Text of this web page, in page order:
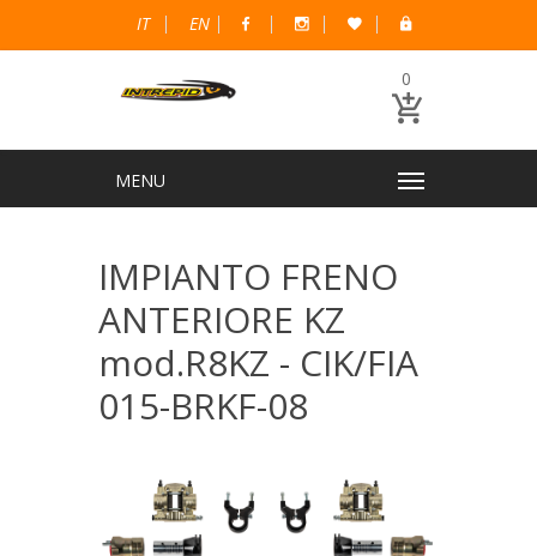
IT EN
0
IMPIANTO FRENO
ANTERIORE KZ
mod.R8KZ - CIK/FIA
015-BRKF-08